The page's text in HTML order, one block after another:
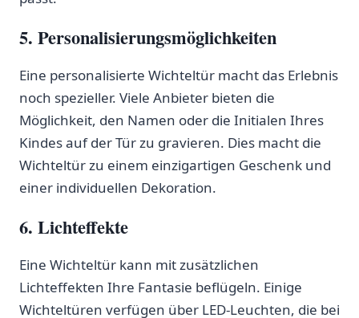
5. Personalisierungsmöglichkeiten
Eine personalisierte‍ Wichteltür macht das Erlebnis‍
noch spezieller. Viele Anbieter bieten die
Möglichkeit,‍ den Namen oder die Initialen‌ Ihres
Kindes auf der Tür zu gravieren. Dies macht die
Wichteltür zu einem einzigartigen‍ Geschenk und
einer ⁣individuellen Dekoration.
6. Lichteffekte
Eine Wichteltür kann mit zusätzlichen
Lichteffekten Ihre Fantasie beflügeln. Einige
Wichteltüren verfügen über LED-Leuchten, die bei